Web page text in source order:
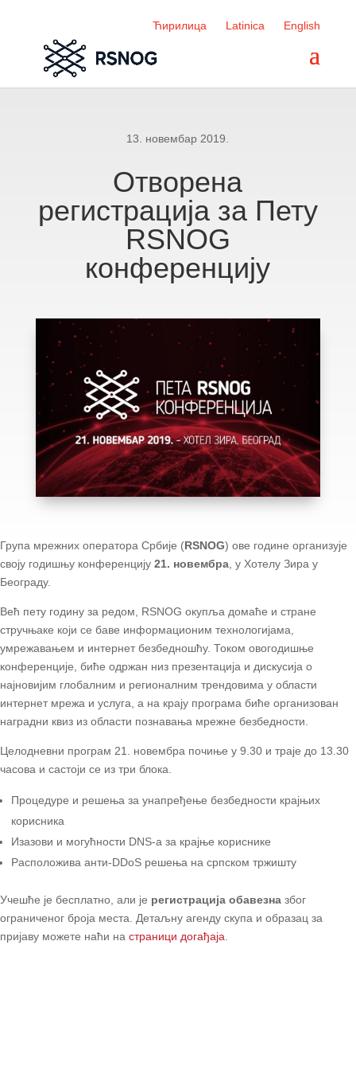
Ћирилица Latinica English
13. новембар 2019.
Отворена
регистрација за Пету
RSNOG
конференцију
Група мрежних оператора Србије (RSNOG) ове године организује
своју годишњу конференцију 21. новембра , у Хотелу Зира у
Београду.
Већ пету годину за редом, RSNOG окупља домаће и стране
стручњаке који се баве информационим технологијама,
умрежавањем и интернет безбедношћу. Током овогодишње
конференције, биће одржан низ презентација и дискусија о
најновијим глобалним и регионалним трендовима у области
интернет мрежа и услуга, а на крају програма биће организован
наградни квиз из области познавања мрежне безбедности.
Целодневни програм 21. новембра почиње у 9.30 и траје до 13.30
часова и састоји се из три блока.
Процедуре и решења за унапређење безбедности крајњих
корисника
Изазови и могућности DNS-а за крајње кориснике
Расположива анти-DDoS решења на српском тржишту
Учешће је бесплатно, али је регистрација обавезна због
ограниченог броја места. Детаљну агенду скупа и образац за
пријаву можете наћи на страници догађаја